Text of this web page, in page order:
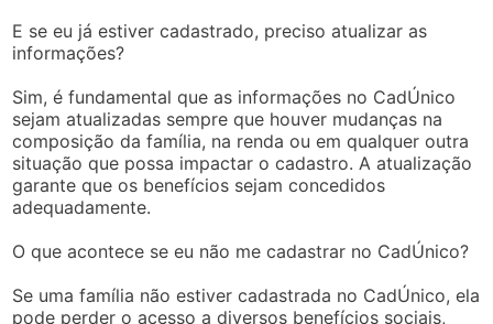
E se eu já estiver cadastrado, preciso atualizar as
informações?
Sim, é fundamental que as informações no CadÚnico
sejam atualizadas sempre que houver mudanças na
composição da família, na renda ou em qualquer outra
situação que possa impactar o cadastro. A atualização
garante que os benefícios sejam concedidos
adequadamente.
O que acontece se eu não me cadastrar no CadÚnico?
Se uma família não estiver cadastrada no CadÚnico, ela
pode perder o acesso a diversos benefícios sociais,